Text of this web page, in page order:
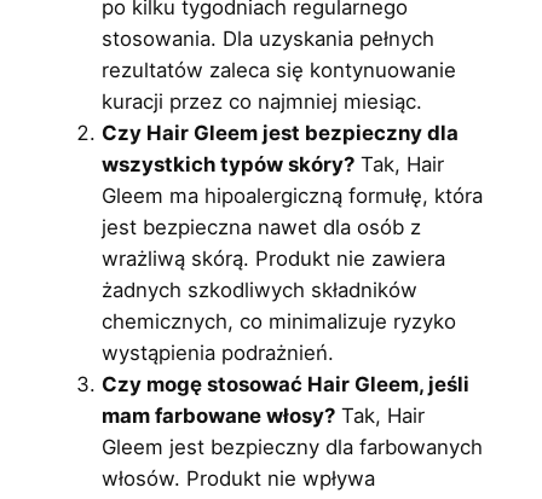
po kilku tygodniach regularnego
stosowania. Dla uzyskania pełnych
rezultatów zaleca się kontynuowanie
kuracji przez co najmniej miesiąc.
Czy Hair Gleem jest bezpieczny dla
wszystkich typów skóry?Tak, Hair
Gleem ma hipoalergiczną formułę, która
jest bezpieczna nawet dla osób z
wrażliwą skórą. Produkt nie zawiera
żadnych szkodliwych składników
chemicznych, co minimalizuje ryzyko
wystąpienia podrażnień.
Czy mogę stosować Hair Gleem, jeśli
mam farbowane włosy?Tak, Hair
Gleem jest bezpieczny dla farbowanych
włosów. Produkt nie wpływa